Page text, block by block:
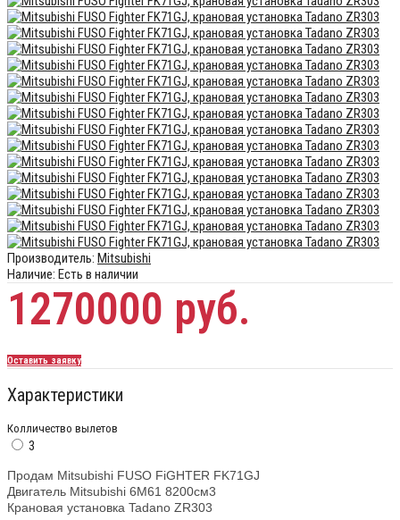
Производитель: Mitsubishi
Наличие: Есть в наличии
1270000 руб.
Оставить заявку
Характеристики
Колличество вылетов
3
Продам Mitsubishi FUSO FiGHTER FK71GJ
Двигатель Mitsubishi 6M61 8200cм3
Крановая установка Tadano ZR303